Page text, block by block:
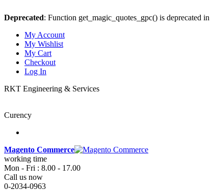
Deprecated: Function get_magic_quotes_gpc() is deprecated in
My Account
My Wishlist
My Cart
Checkout
Log In
RKT Engineering & Services
Curency
Magento Commerce
working time
Mon - Fri : 8.00 - 17.00
Call us now
0-2034-0963